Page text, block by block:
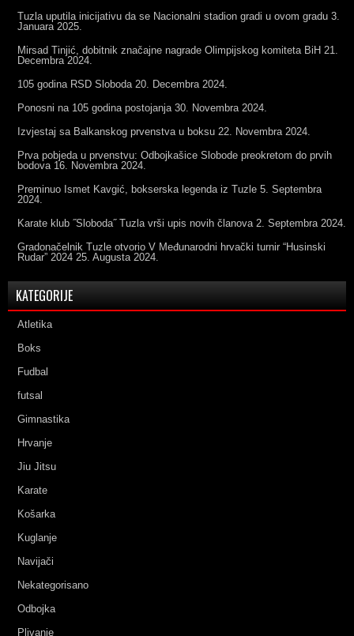
Tuzla uputila inicijativu da se Nacionalni stadion gradi u ovom gradu 3.
Januara 2025.
Mirsad Tinjić, dobitnik značajne nagrade Olimpijskog komiteta BiH 21.
Decembra 2024.
105 godina RSD Sloboda 20. Decembra 2024.
Ponosni na 105 godina postojanja 30. Novembra 2024.
Izvjestaj sa Balkanskog prvenstva u boksu 22. Novembra 2024.
Prva pobjeda u prvenstvu: Odbojkašice Slobode preokretom do prvih
bodova 16. Novembra 2024.
Preminuo Ismet Kavgić, bokserska legenda iz Tuzle 5. Septembra
2024.
Karate klub ˝Sloboda˝ Tuzla vrši upis novih članova 2. Septembra 2024.
Gradonačelnik Tuzle otvorio V Međunarodni hrvački turnir “Husinski
Rudar” 2024 25. Augusta 2024.
KATEGORIJE
Atletika
Boks
Fudbal
futsal
Gimnastika
Hrvanje
Jiu Jitsu
Karate
Košarka
Kuglanje
Navijači
Nekategorisano
Odbojka
Plivanje